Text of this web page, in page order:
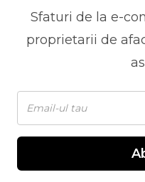
Sfaturi de la e-
proprietarii de